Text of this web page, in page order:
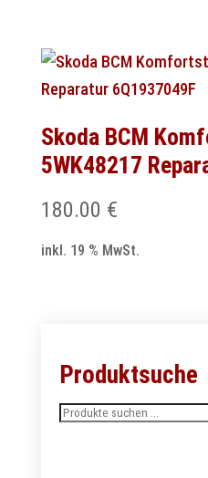
Skoda BCM
5WK48217
180.00 €
inkl. 19 % MwSt.
Produktsuche
Suchen